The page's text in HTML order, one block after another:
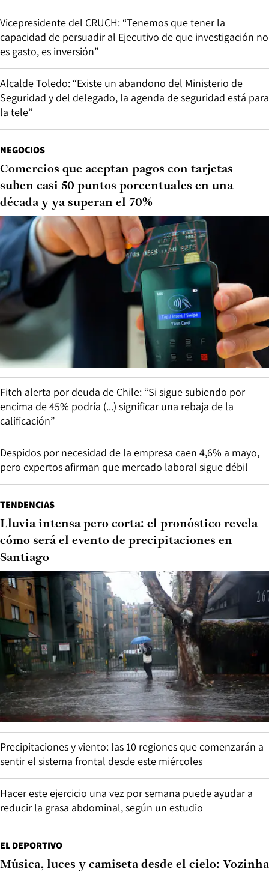
Vicepresidente del CRUCH: “Tenemos que tener la
capacidad de persuadir al Ejecutivo de que investigación no
es gasto, es inversión”
Alcalde Toledo: “Existe un abandono del Ministerio de
Seguridad y del delegado, la agenda de seguridad está para
la tele”
NEGOCIOS
Comercios que aceptan pagos con tarjetas
suben casi 50 puntos porcentuales en una
década y ya superan el 70%
Fitch alerta por deuda de Chile: “Si sigue subiendo por
encima de 45% podría (...) significar una rebaja de la
calificación”
Despidos por necesidad de la empresa caen 4,6% a mayo,
pero expertos afirman que mercado laboral sigue débil
TENDENCIAS
Lluvia intensa pero corta: el pronóstico revela
cómo será el evento de precipitaciones en
Santiago
Precipitaciones y viento: las 10 regiones que comenzarán a
sentir el sistema frontal desde este miércoles
Hacer este ejercicio una vez por semana puede ayudar a
reducir la grasa abdominal, según un estudio
EL DEPORTIVO
Música, luces y camiseta desde el cielo: Vozinha